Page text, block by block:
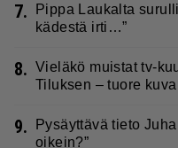
7.
Pippa Laukalta
kädestä irti…”
8. Vieläkö muistat tv-
Tiluksen – tuore kuva
9.
Pysäyttävä tieto
oikein?”